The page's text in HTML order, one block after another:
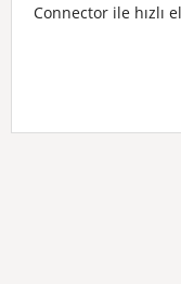
Connector ile hızlı